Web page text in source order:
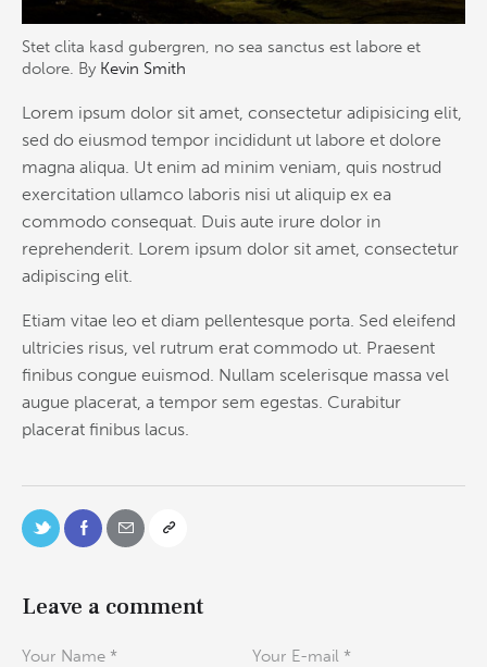
Stet clita kasd gubergren, no sea sanctus est labore et
dolore. By Kevin Smith
Lorem ipsum dolor sit amet, consectetur adipisicing elit,
sed do eiusmod tempor incididunt ut labore et dolore
magna aliqua. Ut enim ad minim veniam, quis nostrud
exercitation ullamco laboris nisi ut aliquip ex ea
commodo consequat. Duis aute irure dolor in
reprehenderit. Lorem ipsum dolor sit amet, consectetur
adipiscing elit.
Etiam vitae leo et diam pellentesque porta. Sed eleifend
ultricies risus, vel rutrum erat commodo ut. Praesent
finibus congue euismod. Nullam scelerisque massa vel
augue placerat, a tempor sem egestas. Curabitur
placerat finibus lacus.
Leave a comment